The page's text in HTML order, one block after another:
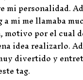
mi personalidad.
a mi me llamaba
motivo por el cual
idea realizarlo.
divertido y
tag.